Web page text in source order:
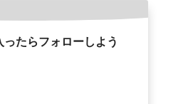
ったらフォローしよう